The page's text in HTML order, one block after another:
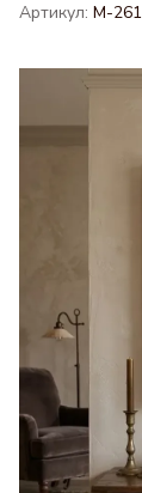
Артикул: М-261